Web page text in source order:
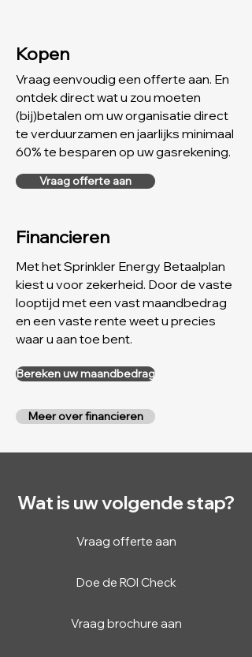
Kopen
Vraag eenvoudig een offerte aan. En
ontdek direct wat u zou moeten
(bij)betalen om uw organisatie direct
te verduurzamen en jaarlijks minimaal
60% te besparen op uw gasrekening.
Vraag offerte aan
Financieren
Met het Sprinkler Energy Betaalplan
kiest u voor zekerheid. Door de vaste
looptijd met een vast maandbedrag
en een vaste rente weet u precies
waar u aan toe bent.
Bereken uw maandbedrag
Meer over financieren
Wat is uw volgende stap?
Vraag offerte aan
Doe de ROI Check
Vraag brochure aan